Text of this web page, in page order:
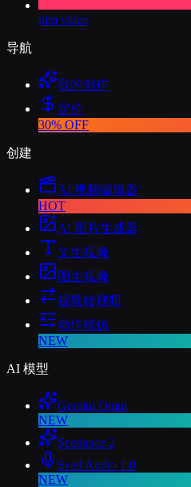
nim video
导航
我的创作
定价
30% OFF
创建
AI 视频编辑器
HOT
AI 图片生成器
文生视频
图生视频
视频转视频
动作模仿
NEW
AI 模型
Gemini Omni
NEW
Seedance 2
Seed Audio 1.0
NEW